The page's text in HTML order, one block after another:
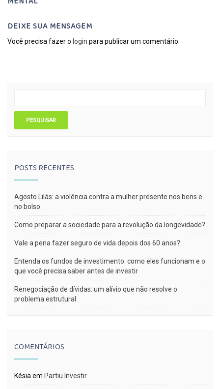
DEIXE SUA MENSAGEM
Você precisa fazer o login para publicar um comentário.
POSTS RECENTES
Agosto Lilás: a violência contra a mulher presente nos bens e
no bolso
Como preparar a sociedade para a revolução da longevidade?
Vale a pena fazer seguro de vida depois dos 60 anos?
Entenda os fundos de investimento: como eles funcionam e o
que você precisa saber antes de investir
Renegociação de dívidas: um alívio que não resolve o
problema estrutural
COMENTÁRIOS
Késia em Partiu Investir